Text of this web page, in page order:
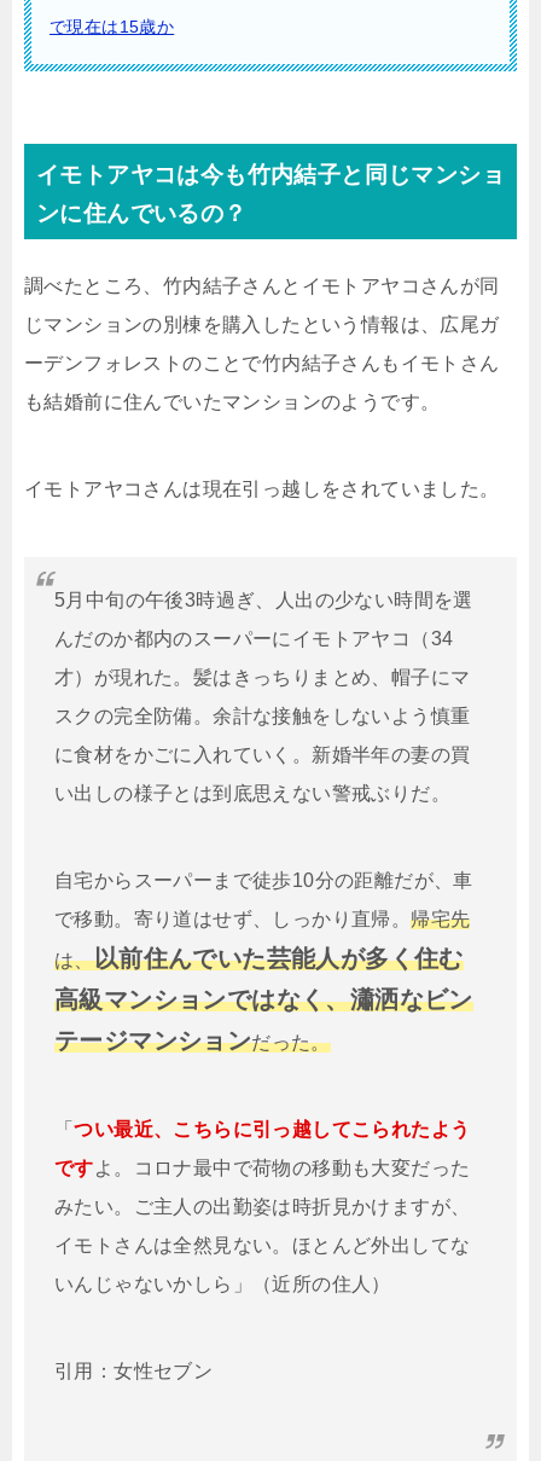
で現在は15歳か
イモトアヤコは今も竹内結子と同じマンショ
ンに住んでいるの？
調べたところ、竹内結子さんとイモトアヤコさんが同
じマンションの別棟を購入したという情報は、広尾ガ
ーデンフォレストのことで竹内結子さんもイモトさん
も結婚前に住んでいたマンションのようです。
イモトアヤコさんは現在引っ越しをされていました。
5月中旬の午後3時過ぎ、人出の少ない時間を選
んだのか都内のスーパーにイモトアヤコ（34
才）が現れた。髪はきっちりまとめ、帽子にマ
スクの完全防備。余計な接触をしないよう慎重
に食材をかごに入れていく。新婚半年の妻の買
い出しの様子とは到底思えない警戒ぶりだ。
自宅からスーパーまで徒歩10分の距離だが、車
で移動。寄り道はせず、しっかり直帰。帰宅先
は、以前住んでいた芸能人が多く住む
高級マンションではなく、瀟洒なビン
テージマンションだった。
「つい最近、こちらに引っ越してこられたよう
ですよ。コロナ最中で荷物の移動も大変だった
みたい。ご主人の出勤姿は時折見かけますが、
イモトさんは全然見ない。ほとんど外出してな
いんじゃないかしら」（近所の住人）
引用：女性セブン